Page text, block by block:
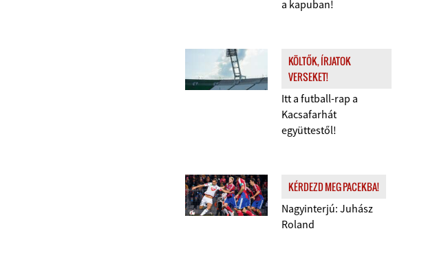
a kapuban!
KÖLTŐK, ÍRJATOK
VERSEKET!
Itt a futball-rap a
Kacsafarhát
együttestől!
KÉRDEZD MEG PACEKBA!
Nagyinterjú: Juhász
Roland